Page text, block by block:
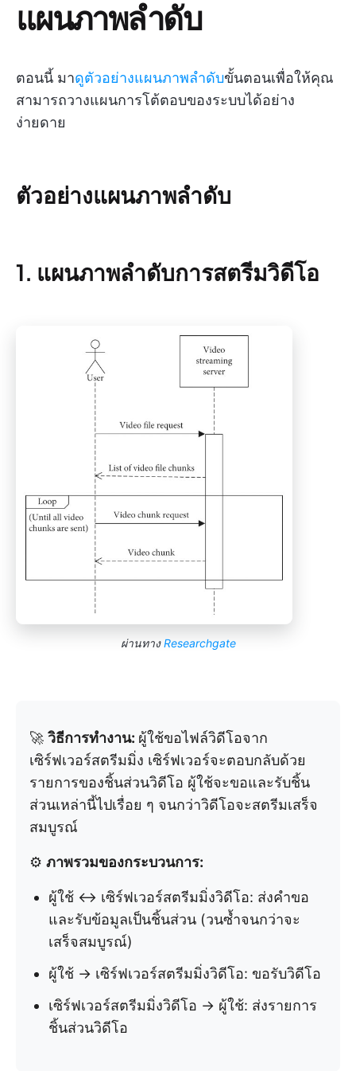
แผนภาพลำดับ
ตอนนี้ มาดูตัวอย่างแผนภาพลำดับขั้นตอนเพื่อให้คุณ
สามารถวางแผนการโต้ตอบของระบบได้อย่าง
ง่ายดาย
ตัวอย่างแผนภาพลำดับ
1. แผนภาพลำดับการสตรีมวิดีโอ
ผ่านทางResearchgate
🚀 วิธีการทำงาน: ผู้ใช้ขอไฟล์วิดีโอจาก
เซิร์ฟเวอร์สตรีมมิ่ง เซิร์ฟเวอร์จะตอบกลับด้วย
รายการของชิ้นส่วนวิดีโอ ผู้ใช้จะขอและรับชิ้น
ส่วนเหล่านี้ไปเรื่อย ๆ จนกว่าวิดีโอจะสตรีมเสร็จ
สมบูรณ์
⚙️ ภาพรวมของกระบวนการ:
ผู้ใช้ ↔ เซิร์ฟเวอร์สตรีมมิ่งวิดีโอ: ส่งคำขอ
และรับข้อมูลเป็นชิ้นส่วน (วนซ้ำจนกว่าจะ
เสร็จสมบูรณ์)
ผู้ใช้ → เซิร์ฟเวอร์สตรีมมิ่งวิดีโอ: ขอรับวิดีโอ
เซิร์ฟเวอร์สตรีมมิ่งวิดีโอ → ผู้ใช้: ส่งรายการ
ชิ้นส่วนวิดีโอ